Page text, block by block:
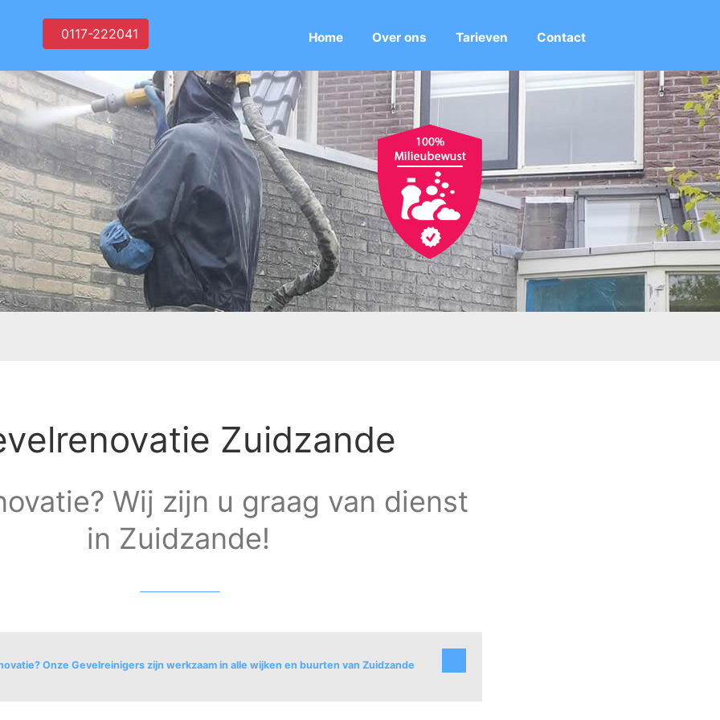
0117-222041 Home Over ons Tarieven Contact
Zuidzande
Wij zijn u graag van dienst
in Zuidzande!
Onze Gevelreinigers zijn werkzaam in alle wijken en buurten van Zuidzande